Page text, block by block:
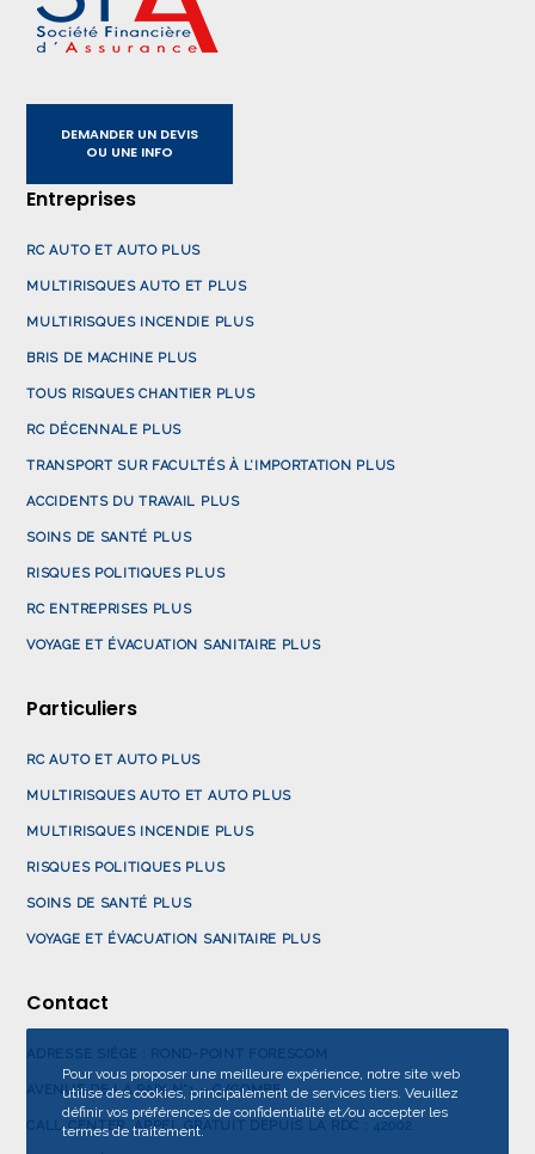
DEMANDER UN DEVIS
OU UNE INFO
Entreprises
RC AUTO ET AUTO PLUS
MULTIRISQUES AUTO ET PLUS
MULTIRISQUES INCENDIE PLUS
BRIS DE MACHINE PLUS
TOUS RISQUES CHANTIER PLUS
RC DÉCENNALE PLUS
TRANSPORT SUR FACULTÉS À L’IMPORTATION PLUS
ACCIDENTS DU TRAVAIL PLUS
SOINS DE SANTÉ PLUS
RISQUES POLITIQUES PLUS
RC ENTREPRISES PLUS
VOYAGE ET ÉVACUATION SANITAIRE PLUS
Particuliers
RC AUTO ET AUTO PLUS
MULTIRISQUES AUTO ET AUTO PLUS
MULTIRISQUES INCENDIE PLUS
RISQUES POLITIQUES PLUS
SOINS DE SANTÉ PLUS
VOYAGE ET ÉVACUATION SANITAIRE PLUS
Contact
AVENUE DE LA PAIX N°1 – C/GOMBE.
CALL CENTER, APPEL GRATUIT DEPUIS LA RDC :
Pour vous proposer une meilleure expérience, notre site web
utilise des cookies, principalement de services tiers. Veuillez
définir vos préférences de confidentialité et/ou accepter les
termes de traitement.